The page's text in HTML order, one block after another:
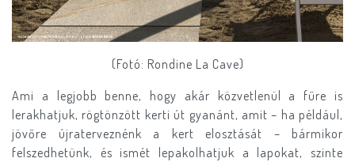
(Fotó: Rondine La Cave)
Ami a legjobb benne, hogy akár közvetlenül a fűre is
lerakhatjuk, rögtönzött kerti út gyanánt, amit – ha például,
jövőre újraterveznénk a kert elosztását – bármikor
felszedhetünk, és ismét lepakolhatjuk a lapokat, szinte